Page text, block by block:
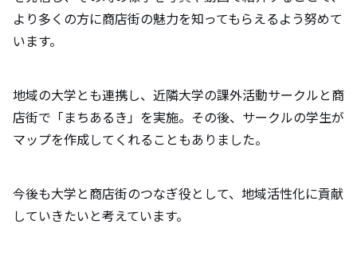
より多くの方に商店街の魅力を知ってもらえるよう努めて
います。
地域の大学とも連携し、近隣大学の課外活動サークルと商
店街で「まちあるき」を実施。その後、サークルの学生が
マップを作成してくれることもありました。
今後も大学と商店街のつなぎ役として、地域活性化に貢献
していきたいと考えています。